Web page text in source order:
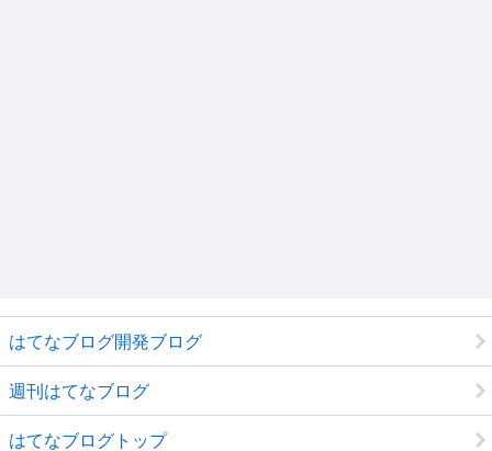
はてなブログ開発ブログ
週刊はてなブログ
はてなブログトップ